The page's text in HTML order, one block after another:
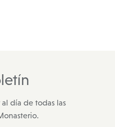
día de todas las